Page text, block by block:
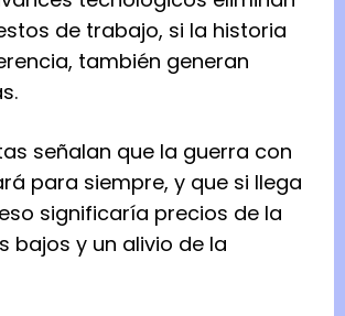
de trabajo, si la historia
también generan
señalan que la guerra con
para siempre, y que si llega
significaría precios de la
bajos y un alivio de la